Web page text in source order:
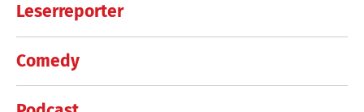
Leserreporter
Comedy